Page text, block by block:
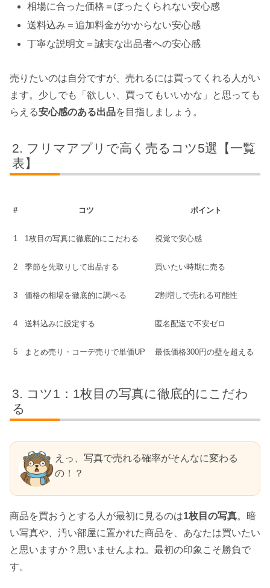
相場に合った価格＝ぼったくられない安心感
送料込み＝追加料金がかからない安心感
丁寧な説明文＝誠実な出品者への安心感
売りたいのは自分ですが、売れるには買ってくれる人がい
ます。少しでも「欲しい、買ってもいいかな」と思っても
らえる安心感のある出品を目指しましょう。
フリマアプリで高く売るコツ5選【一覧
表】
# コツ ポイント
1 1枚目の写真に徹底的にこだわる 視覚で安心感
2 季節を先取りして出品する 買いたい時期に売る
3 価格の相場を徹底的に調べる 2割増しで売れる可能性
4 送料込みに設定する 匿名配送で不安ゼロ
5 まとめ売り・コーデ売りで単価UP 最低価格300円の壁を超える
コツ1：1枚目の写真に徹底的にこだわ
る
えっ、写真で売れる確率がそんなに変わる
の！？
商品を買おうとする人が最初に見るのは1枚目の写真。暗
い写真や、汚い部屋に置かれた商品を、あなたは買いたい
と思いますか？思いませんよね。最初の印象こそ勝負で
す。